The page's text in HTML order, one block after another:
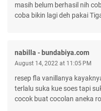
masih belum berhasil nih
coba bikin lagi deh pakai
nabilla - bundabiya.com
August 14, 2022 at 11:05 PM
resep fla vanillanya
terlalu suka kue soes tapi
cocok buat cocolan aneka